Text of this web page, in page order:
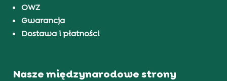
OWZ
Gwarancja
Dostawa i płatności
Nasze międzynarodowe strony